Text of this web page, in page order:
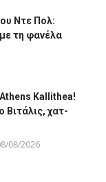
Ντε Πολ:
τη φανέλα
Kallithea!
Βιτάλις, χατ-
08/2026